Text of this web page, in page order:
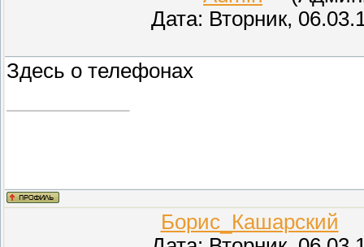
Дата: Вторник,
Здесь о телефонах
Борис_Кашарский